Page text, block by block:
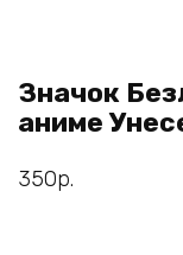
Значок
аниме
350р.